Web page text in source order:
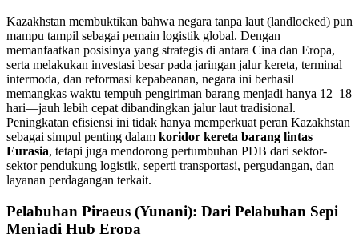
Kazakhstan membuktikan bahwa negara tanpa laut (landlocked) pun
mampu tampil sebagai pemain logistik global. Dengan
memanfaatkan posisinya yang strategis di antara Cina dan Eropa,
serta melakukan investasi besar pada jaringan jalur kereta, terminal
intermoda, dan reformasi kepabeanan, negara ini berhasil
memangkas waktu tempuh pengiriman barang menjadi hanya 12–18
hari—jauh lebih cepat dibandingkan jalur laut tradisional.
Peningkatan efisiensi ini tidak hanya memperkuat peran Kazakhstan
sebagai simpul penting dalam koridor kereta barang lintas
Eurasia, tetapi juga mendorong pertumbuhan PDB dari sektor-
sektor pendukung logistik, seperti transportasi, pergudangan, dan
layanan perdagangan terkait.
Pelabuhan Piraeus (Yunani): Dari Pelabuhan Sepi
Menjadi Hub Eropa